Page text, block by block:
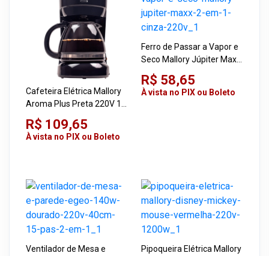
Cafeteira Elétrica Mallory
Aroma Plus Preta 220V 18
Xícaras
R$ 109,65
À vista no PIX ou Boleto
Ferro de Passar a Vapor e
Seco Mallory Júpiter Maxx
2 em 1 Cinza 220V
R$ 58,65
À vista no PIX ou Boleto
Ventilador de Mesa e
Pipoqueira Elétrica Mallory